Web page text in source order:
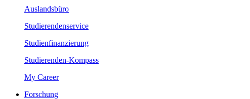
Auslandsbüro
Studierendenservice
Studienfinanzierung
Studierenden-Kompass
My Career
Forschung